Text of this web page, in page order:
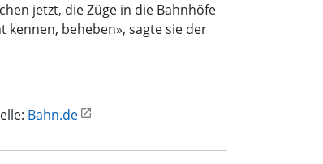
jetzt, die Züge in die Bahnhöfe
beheben», sagte sie der
Bahn.de